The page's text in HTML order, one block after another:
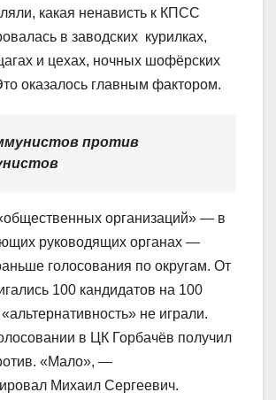
какая ненависть к КПСС
в заводских курилках,
и цехах, ночных шофёрских
оказалось главным фактором.
против
организаций» — в
руководящих органах —
голосования по округам. От
100 кандидатов на 100
не играли.
в ЦК Горбачёв получил
«Мало», —
Михаил Сергеевич.